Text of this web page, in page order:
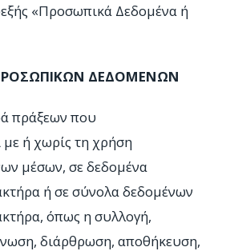
«Προσωπικά Δεδομένα ή
ΠΡΟΣΩΠΙΚΩΝ ΔΕΔΟΜΕΝΩΝ
πράξεων που
με ή χωρίς τη χρήση
μέσων, σε δεδομένα
ή σε σύνολα δεδομένων
όπως η συλλογή,
διάρθρωση, αποθήκευση,